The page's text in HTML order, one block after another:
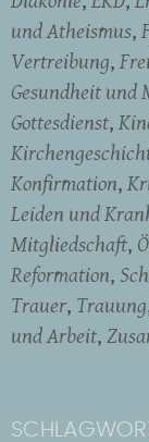
und Atheismus
Vertreibung
Gesundheit und
Gottesdienst
Konfirmation
Leiden und
Mitgliedschaft
Reformation
Trauer Trauung
und Arbeit